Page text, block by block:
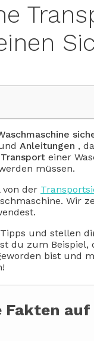
Anleitungen ,
Transport einer
müssen.
von der
Wir
und stellen
du zum
bist und
Fakten